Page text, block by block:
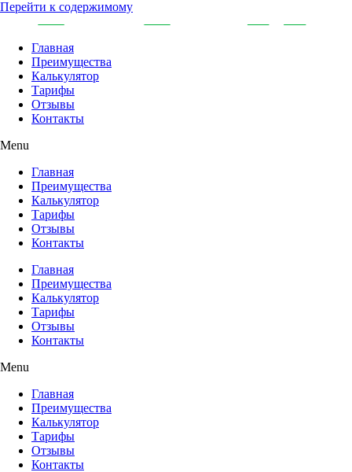
Перейти к содержимому
Главная
Преимущества
Калькулятор
Тарифы
Отзывы
Контакты
Menu
Главная
Преимущества
Калькулятор
Тарифы
Отзывы
Контакты
Главная
Преимущества
Калькулятор
Тарифы
Отзывы
Контакты
Menu
Главная
Преимущества
Калькулятор
Тарифы
Отзывы
Контакты